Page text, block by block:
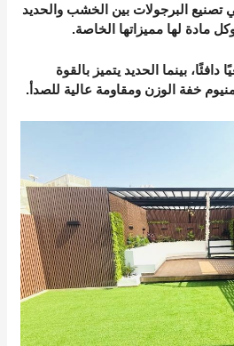
تصنيع البرجولات بين الخشب والحديد
مادة لها مميزاتها الخاصة.
بينما الحديد يتميز بالقوة
خفة الوزن ومقاومة عالية للصدأ.